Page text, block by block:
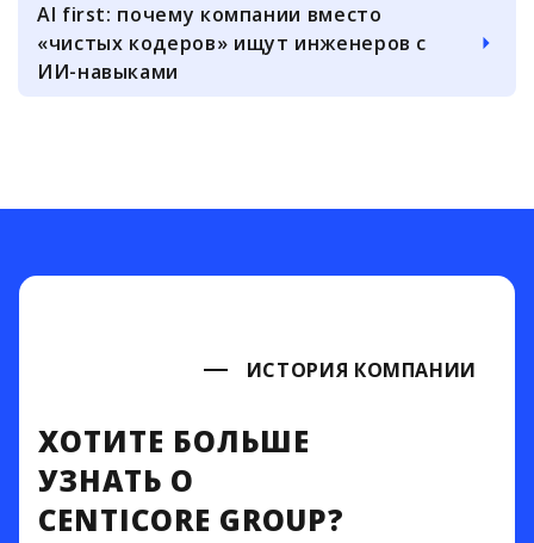
AI first: почему компании вместо
«чистых кодеров» ищут инженеров с
ИИ-навыками
ИСТОРИЯ КОМПАНИИ
ХОТИТЕ БОЛЬШЕ
УЗНАТЬ О
CENTICORE GROUP?